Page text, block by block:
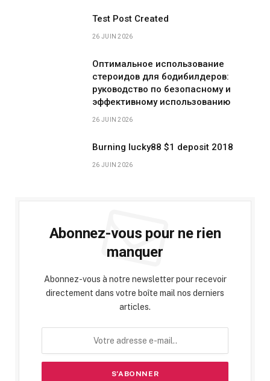
Test Post Created
26 JUIN 2026
Оптимальное использование
стероидов для бодибилдеров:
руководство по безопасному и
эффективному использованию
26 JUIN 2026
Burning lucky88 $1 deposit 2018
26 JUIN 2026
Abonnez-vous pour ne rien
manquer
Abonnez-vous à notre newsletter pour recevoir
directement dans votre boîte mail nos derniers
articles.